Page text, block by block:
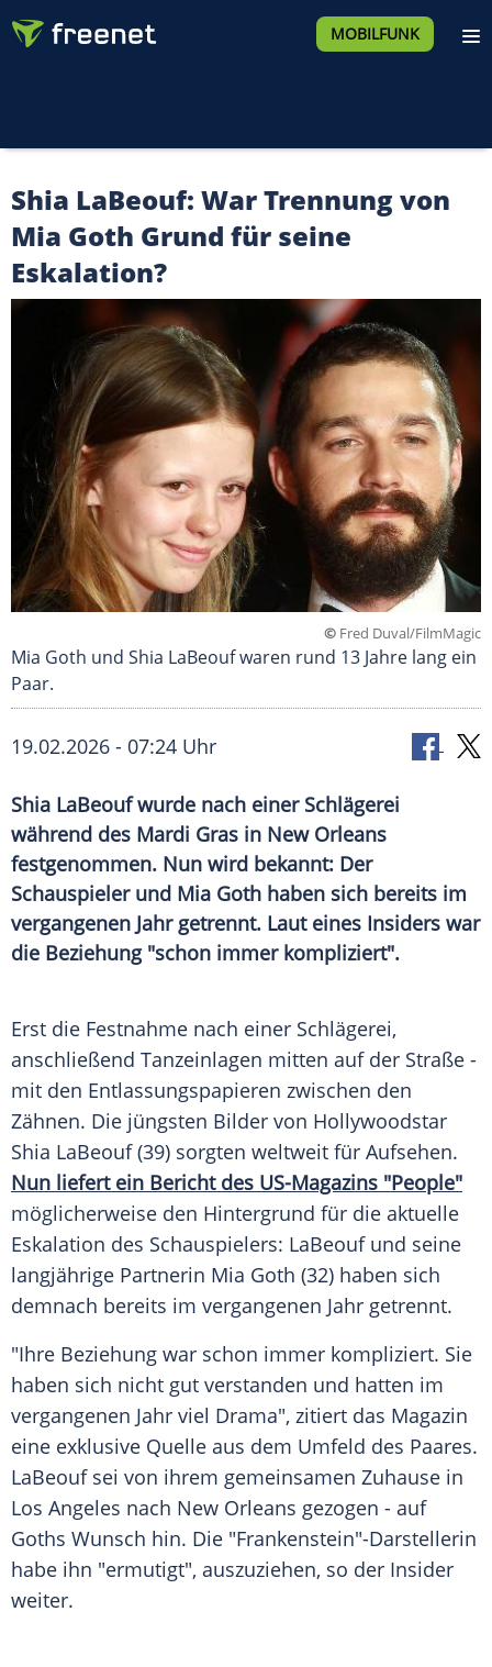
MOBILFUNK
Shia LaBeouf: War Trennung von
Mia Goth Grund für seine
Eskalation?
© Fred Duval/FilmMagic
Mia Goth und Shia LaBeouf waren rund 13 Jahre lang ein
Paar.
19.02.2026 - 07:24 Uhr
Shia LaBeouf wurde nach einer Schlägerei
während des Mardi Gras in New Orleans
festgenommen. Nun wird bekannt: Der
Schauspieler und Mia Goth haben sich bereits im
vergangenen Jahr getrennt. Laut eines Insiders war
die Beziehung "schon immer kompliziert".
Erst die Festnahme nach einer Schlägerei,
anschließend Tanzeinlagen mitten auf der Straße -
mit den Entlassungspapieren zwischen den
Zähnen. Die jüngsten Bilder von Hollywoodstar
Shia LaBeouf (39) sorgten weltweit für Aufsehen.
Nun liefert ein Bericht des US-Magazins "People"
möglicherweise den Hintergrund für die aktuelle
Eskalation des Schauspielers: LaBeouf und seine
langjährige Partnerin Mia Goth (32) haben sich
demnach bereits im vergangenen Jahr getrennt.
"Ihre Beziehung war schon immer kompliziert. Sie
haben sich nicht gut verstanden und hatten im
vergangenen Jahr viel Drama", zitiert das Magazin
eine exklusive Quelle aus dem Umfeld des Paares.
LaBeouf sei von ihrem gemeinsamen Zuhause in
Los Angeles nach New Orleans gezogen - auf
Goths Wunsch hin. Die "Frankenstein"-Darstellerin
habe ihn "ermutigt", auszuziehen, so der Insider
weiter.